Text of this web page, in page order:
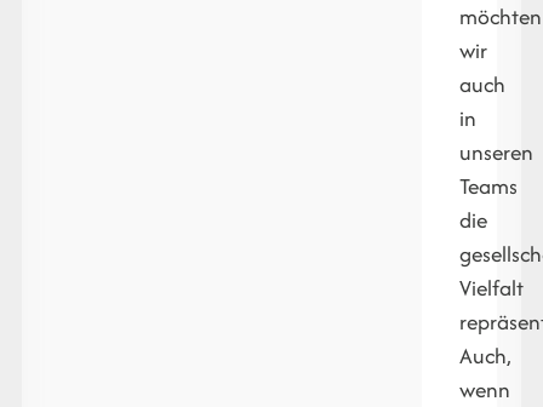
möchten
wir
auch
in
unseren
Teams
die
Vielfalt
Auch,
wenn